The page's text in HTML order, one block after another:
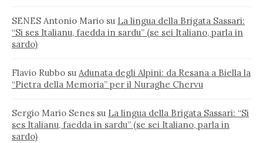
SENES Antonio Mario su La lingua della Brigata Sassari:
“Si ses Italianu, faedda in sardu” (se sei Italiano, parla in
sardo)
Flavio Rubbo su Adunata degli Alpini: da Resana a Biella la
“Pietra della Memoria” per il Nuraghe Chervu
Sergio Mario Senes su La lingua della Brigata Sassari: “Si
ses Italianu, faedda in sardu” (se sei Italiano, parla in
sardo)